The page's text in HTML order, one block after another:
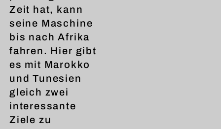
Zeit hat, kann
seine Maschine
bis nach Afrika
fahren. Hier gibt
es mit Marokko
und Tunesien
gleich zwei
interessante
Ziele zu